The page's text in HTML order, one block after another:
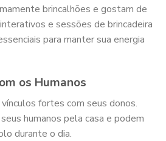
brincalhões e gostam de
e sessões de brincadeira
para manter sua energia
os Humanos
fortes com seus donos.
humanos pela casa e podem
durante o dia.